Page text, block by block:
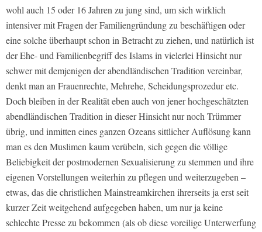
wohl auch 15 oder 16 Jahren zu jung sind, um sich wirklich
intensiver mit Fragen der Familiengründung zu beschäftigen oder
eine solche überhaupt schon in Betracht zu ziehen, und natürlich ist
der Ehe- und Familienbegriff des Islams in vielerlei Hinsicht nur
schwer mit demjenigen der abendländischen Tradition vereinbar,
denkt man an Frauenrechte, Mehrehe, Scheidungsprozedur etc.
Doch bleiben in der Realität eben auch von jener hochgeschätzten
abendländischen Tradition in dieser Hinsicht nur noch Trümmer
übrig, und inmitten eines ganzen Ozeans sittlicher Auflösung kann
man es den Muslimen kaum verübeln, sich gegen die völlige
Beliebigkeit der postmodernen Sexualisierung zu stemmen und ihre
eigenen Vorstellungen weiterhin zu pflegen und weiterzugeben –
etwas, das die christlichen Mainstreamkirchen ihrerseits ja erst seit
kurzer Zeit weitgehend aufgegeben haben, um nur ja keine
schlechte Presse zu bekommen (als ob diese voreilige Unterwerfung